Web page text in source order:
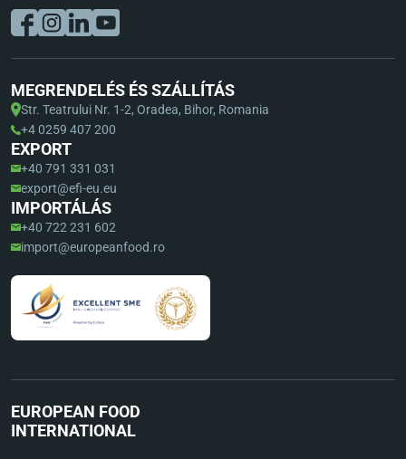
MEGRENDELÉS ÉS SZÁLLÍTÁS
Str. Teatrului Nr. 1-2, Oradea, Bihor, Romania
+4 0259 407 200
EXPORT
+40 791 331 031
export@efi-eu.eu
IMPORTÁLÁS
+40 722 231 602
import@europeanfood.ro
EUROPEAN FOOD
INTERNATIONAL